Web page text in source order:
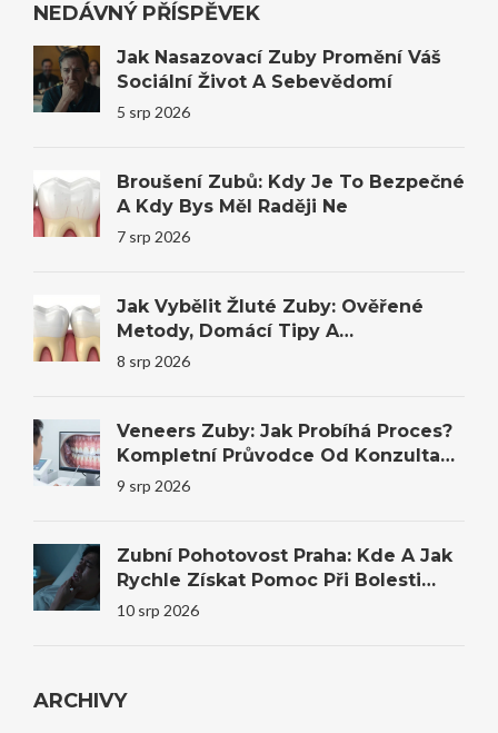
NEDÁVNÝ PŘÍSPĚVEK
Jak Nasazovací Zuby Promění Váš
Sociální Život A Sebevědomí
5 srp 2026
Broušení Zubů: Kdy Je To Bezpečné
A Kdy Bys Měl Raději Ne
7 srp 2026
Jak Vybělit Žluté Zuby: Ověřené
Metody, Domácí Tipy A
Profesionální Bělení
8 srp 2026
Veneers Zuby: Jak Probíhá Proces?
Kompletní Průvodce Od Konzultace
Po Výsledek
9 srp 2026
Zubní Pohotovost Praha: Kde A Jak
Rychle Získat Pomoc Při Bolesti
Zubu?
10 srp 2026
ARCHIVY